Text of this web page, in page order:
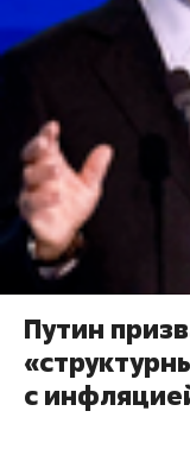
Путин
с